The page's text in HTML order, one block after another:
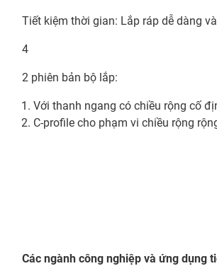
Tiết kiệm thời gian: Lắp ráp dễ dàng
4
2 phiên bản bộ lắp:
Với thanh ngang có chiều rộng cố
C-profile cho phạm vi chiều rộng
Các ngành công nghiệp và ứng dụng